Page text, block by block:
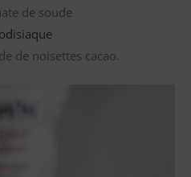
de soude
de noisettes cacao.